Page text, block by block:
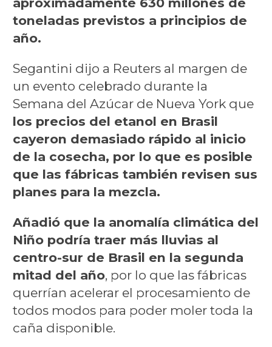
toneladas previstos a principios de
año.
Segantini dijo a Reuters al margen de
un evento celebrado durante la
Semana del Azúcar de Nueva York que
los precios del etanol en Brasil
cayeron demasiado rápido al inicio
de la cosecha, por lo que es posible
que las fábricas también revisen sus
planes para la mezcla.
Añadió que la anomalía climática del
Niño podría traer más lluvias al
centro-sur de Brasil en la segunda
mitad del año, por lo que las fábricas
querrían acelerar el procesamiento de
todos modos para poder moler toda la
caña disponible.